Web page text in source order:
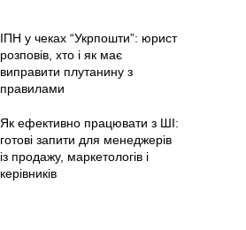
ІПН у чеках “Укрпошти”: юрист
розповів, хто і як має
виправити плутанину з
правилами
Як ефективно працювати з ШІ:
готові запити для менеджерів
із продажу, маркетологів і
керівників